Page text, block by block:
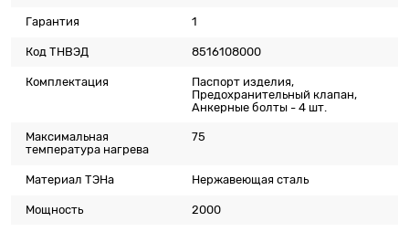
Гарантия 1
Код ТНВЭД 8516108000
Комплектация
Паспорт изделия,
Предохранительный клапан,
Анкерные болты - 4 шт.
Максимальная
температура нагрева
75
Материал ТЭНа Нержавеющая сталь
Мощность 2000